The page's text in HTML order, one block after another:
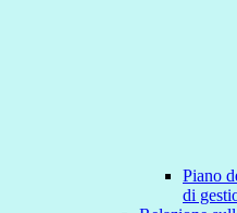
Piano
di